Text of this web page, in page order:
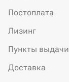
Постоплата
Лизинг
Пункты выдачи
Доставка